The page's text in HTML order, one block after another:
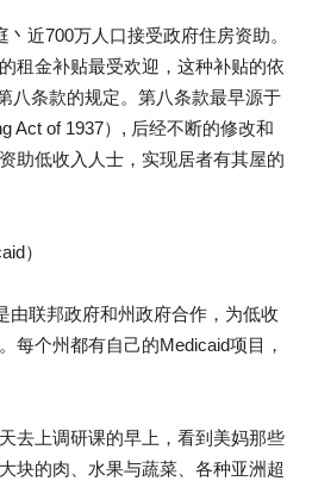
近700万人口接受政府住房资助。
租金补贴最受欢迎，这种补贴的依
八条款的规定。第八条款最早源于
Act of 1937）, 后经不断的修改和
助低收入人士，实现居者有其屋的
）
由联邦政府和州政府合作，为低收
每个州都有自己的Medicaid项目，
去上调研课的早上，看到美妈那些
块的肉、水果与蔬菜、各种亚洲超